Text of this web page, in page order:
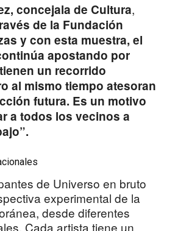
concejala de Cultura,
de la Fundación
y con esta muestra, el
apostando por
un recorrido
al mismo tiempo atesoran
futura. Es un motivo
a todos los vecinos a
de Universo en bruto
experimental de la
desde diferentes
Cada artista tiene un